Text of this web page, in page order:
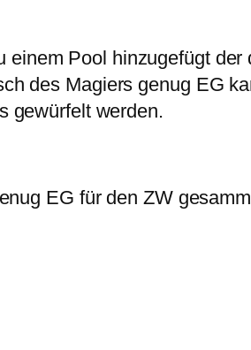
einem Pool hinzugefügt der
des Magiers genug EG
gewürfelt werden.
EG für den ZW